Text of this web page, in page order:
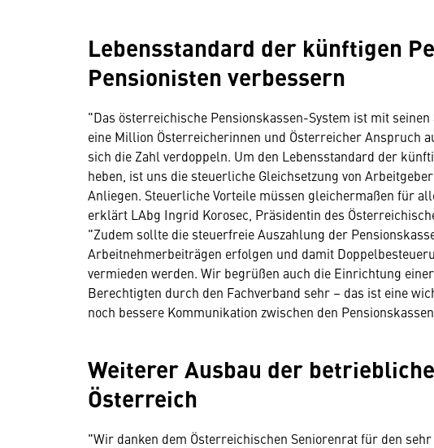
Lebensstandard der künftigen
Pensionisten verbessern
"Das österreichische Pensionskassen-System ist mit
eine Million Österreicherinnen und Österreicher Anspruch
sich die Zahl verdoppeln. Um den Lebensstandard der
heben, ist uns die steuerliche Gleichsetzung von
Anliegen. Steuerliche Vorteile müssen gleichermaßen für
erklärt LAbg Ingrid Korosec, Präsidentin des
"Zudem sollte die steuerfreie Auszahlung der
Arbeitnehmerbeiträgen erfolgen und damit
vermieden werden. Wir begrüßen auch die Einrichtung
Berechtigten durch den Fachverband sehr – das ist eine
noch bessere Kommunikation zwischen den
Weiterer Ausbau der
Österreich
"Wir danken dem Österreichischen Seniorenrat für den